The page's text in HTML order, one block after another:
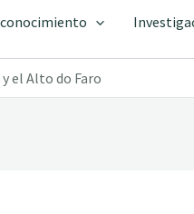
el Alto do Faro